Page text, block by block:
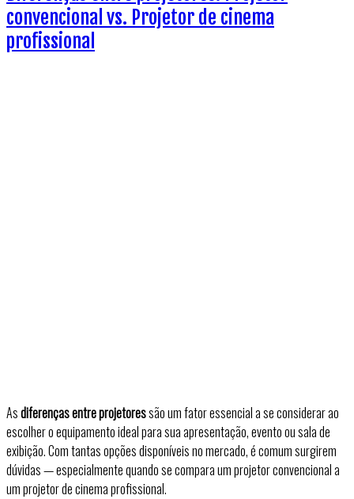
convencional vs. Projetor de cinema
profissional
Asdiferenças entre projetoressão um fator essencial a se considerar ao
escolher o equipamento ideal para sua apresentação, evento ou sala de
exibição. Com tantas opções disponíveis no mercado, é comum surgirem
dúvidas — especialmente quando se compara um projetor convencional a
um projetor de cinema profissional.